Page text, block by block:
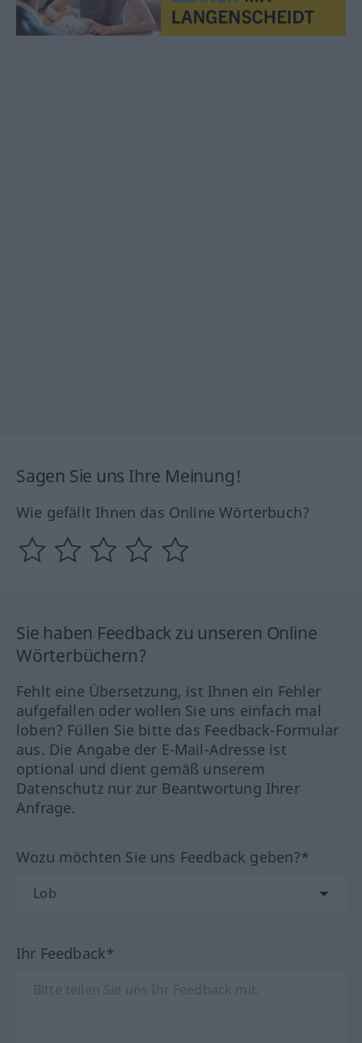
Sagen Sie uns Ihre Meinung!
Wie gefällt Ihnen das Online Wörterbuch?
Sie haben Feedback zu unseren Online
Wörterbüchern?
Fehlt eine Übersetzung, ist Ihnen ein Fehler
aufgefallen oder wollen Sie uns einfach mal
loben? Füllen Sie bitte das Feedback-Formular
aus. Die Angabe der E-Mail-Adresse ist
optional und dient gemäß unserem
Datenschutz nur zur Beantwortung Ihrer
Anfrage.
Wozu möchten Sie uns Feedback geben?*
Ihr Feedback*